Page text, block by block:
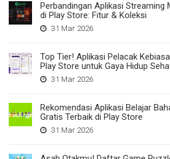
Perbandingan Aplikasi Streaming
di Play Store: Fitur & Koleksi
31 Mar 2026
Top Tier! Aplikasi Pelacak
Play Store untuk Gaya Hidup
31 Mar 2026
Rekomendasi Aplikasi Belajar
Gratis Terbaik di Play Store
31 Mar 2026